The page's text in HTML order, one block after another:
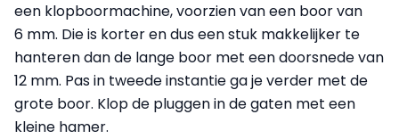
een klopboormachine, voorzien van een boor van
6 mm. Die is korter en dus een stuk makkelijker te
hanteren dan de lange boor met een doorsnede van
12 mm. Pas in tweede instantie ga je verder met de
grote boor. Klop de pluggen in de gaten met een
kleine hamer.